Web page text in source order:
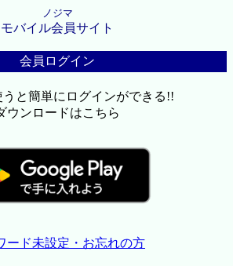
ノジマ
モバイル会員サイト
会員ログイン
うと簡単にログインができる!!
ウンロードはこちら
ード未設定・お忘れの方